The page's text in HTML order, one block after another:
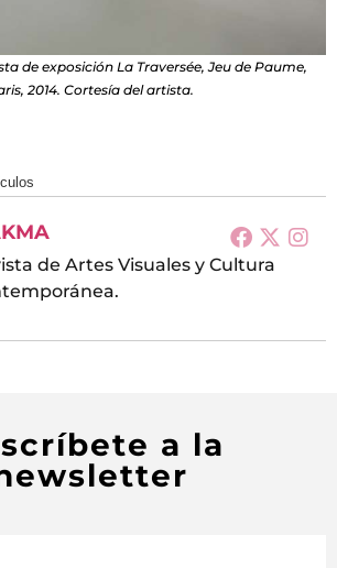
de exposición La Traversée, Jeu de Paume,
2014. Cortesía del artista.
de Artes Visuales y Cultura
a la